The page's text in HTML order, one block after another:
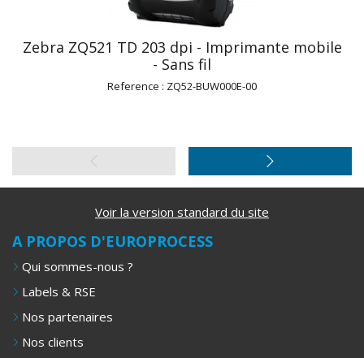
Zebra ZQ521 TD 203 dpi - Imprimante mobile
- Sans fil
Reference : ZQ52-BUW000E-00
Voir la version standard du site
A PROPOS D'EUROPROCESS
Qui sommes-nous ?
Labels & RSE
Nos partenaires
Nos clients